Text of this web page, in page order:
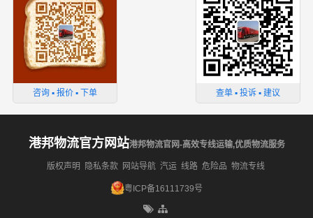
咨询 ▪ 报价 ▪ 下单 查单 ▪ 投诉 ▪ 建议
港邦物流官方网站港邦物流官网-高效专线运输,优质物流服务
版权声明 隐私条款 网站导航 汽运 线路 危险品 物流专线
粤ICP备16111739号